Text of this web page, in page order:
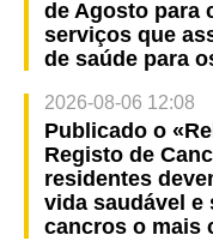
de Agosto para
serviços que
de saúde para
2026-08-06 12:08
Publicado o
Registo de
residentes
vida saudável e
cancros o mais